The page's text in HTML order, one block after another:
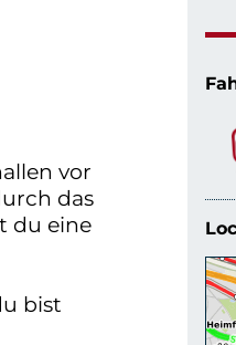
vor
das
du eine
bist